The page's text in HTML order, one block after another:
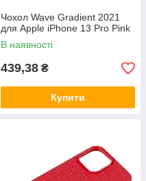
Чохол Wave Gradient 2021
для Apple iPhone 13 Pro Pink
В наявності
439,38 ₴
Купити